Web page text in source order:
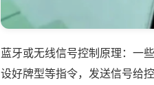
蓝牙或无线信号控制原理：一
设好牌型等指令，发送信号给